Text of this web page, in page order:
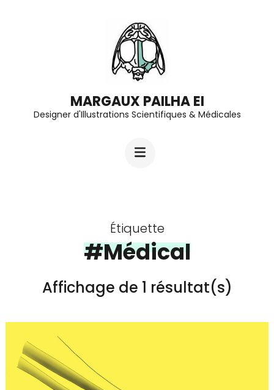
MARGAUX PAILHA EI
Designer d'Illustrations Scientifiques & Médicales
Étiquette
#Médical
Affichage de 1 résultat(s)